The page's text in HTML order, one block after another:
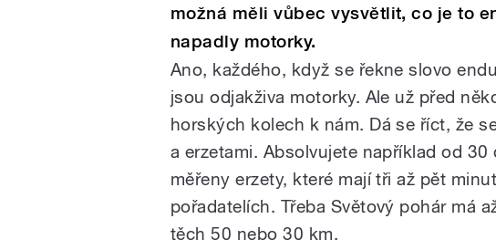
možná měli vůbec vysvětlit, co je to
napadly motorky.
Ano, každého, když se řekne slovo
jsou odjakživa motorky. Ale už před
horských kolech k nám. Dá se říct, že
a erzetami. Absolvujete například od
měřeny erzety, které mají tři až pět
pořadatelích. Třeba Světový pohár má
těch 50 nebo 30 km.